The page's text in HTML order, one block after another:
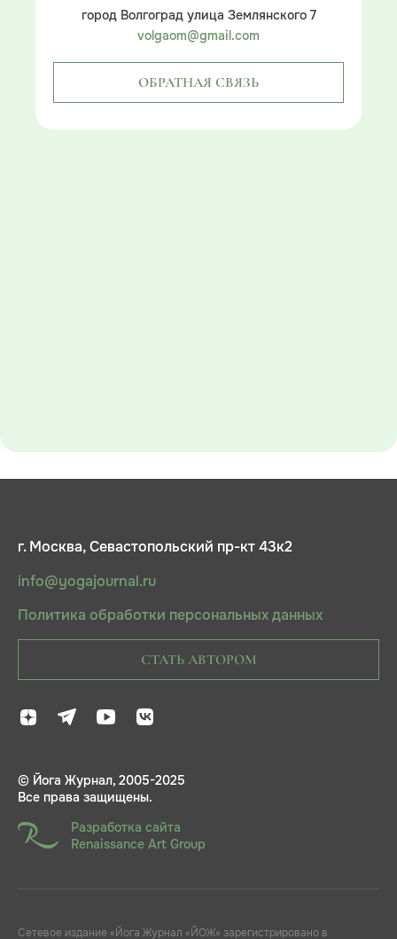
город Волгоград улица Землянского 7
volgaom@gmail.com
ОБРАТНАЯ СВЯЗЬ
г. Москва, Севастопольский пр-кт 43к2
info@yogajournal.ru
Политика обработки персональных данных
СТАТЬ АВТОРОМ
© Йога Журнал, 2005-2025
Все права защищены.
Разработка сайта
Renaissance Art Group
Сетевое издание «Йога Журнал «ЙОЖ» зарегистрировано в